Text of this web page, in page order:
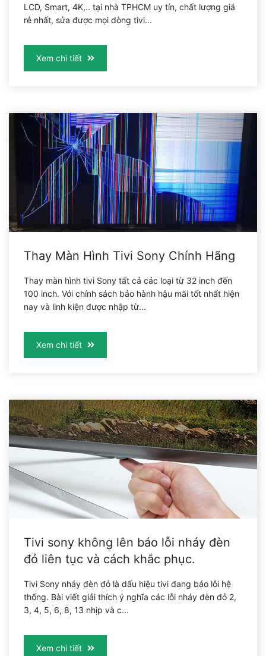
LCD, Smart, 4K,.. tại nhà TPHCM uy tín, chất lượng giá
rẻ nhất, sửa được mọi dòng tivi...
Xem chi tiết
Thay Màn Hình Tivi Sony Chính Hãng
Thay màn hình tivi Sony tất cả các loại từ 32 inch đến
100 inch. Với chính sách bảo hành hậu mãi tốt nhất hiện
nay và linh kiện được nhập từ...
Xem chi tiết
Tivi sony không lên báo lỗi nháy đèn
đỏ liên tục và cách khắc phục.
Tivi Sony nháy đèn đỏ là dấu hiệu tivi đang báo lỗi hệ
thống. Bài viết giải thích ý nghĩa các lỗi nháy đèn đỏ 2,
3, 4, 5, 6, 8, 13 nhịp và c...
Xem chi tiết